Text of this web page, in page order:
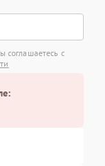
соглашаетесь с